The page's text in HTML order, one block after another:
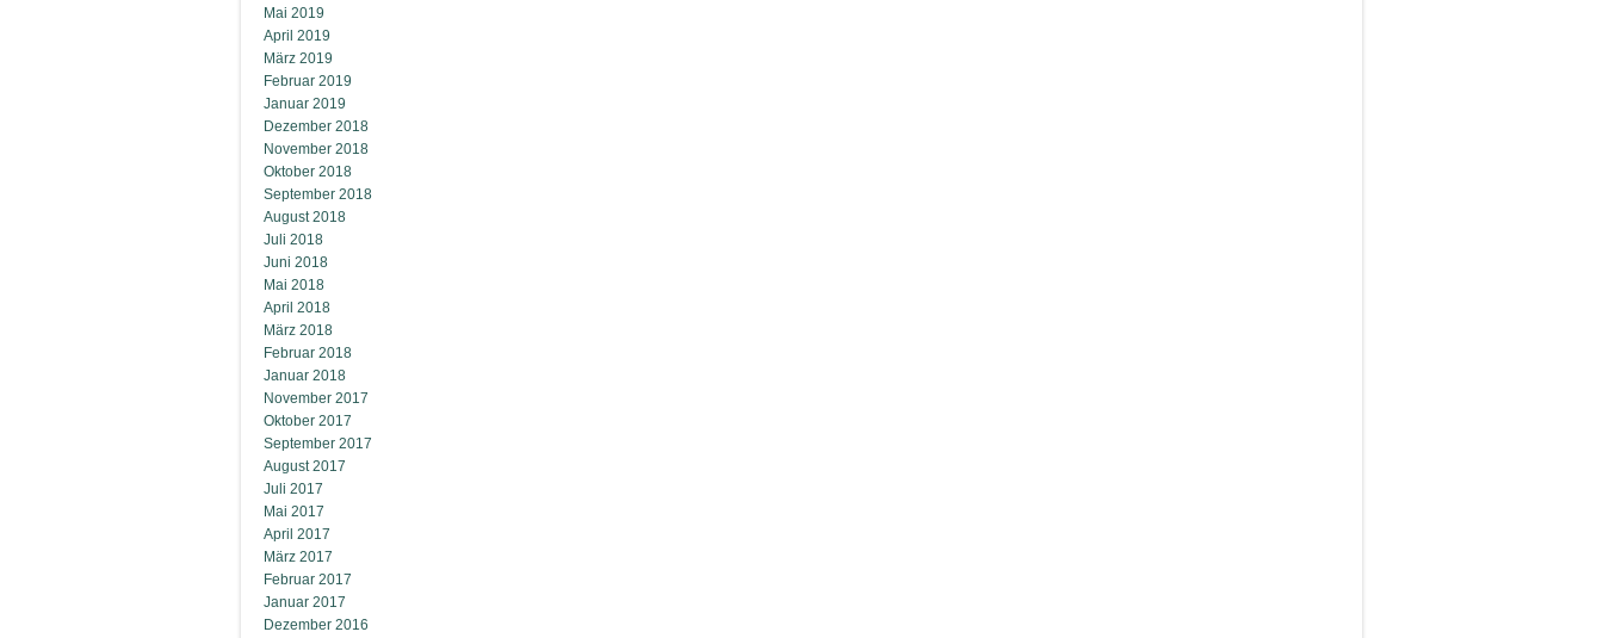
Mai 2019
April 2019
März 2019
Februar 2019
Januar 2019
Dezember 2018
November 2018
Oktober 2018
September 2018
August 2018
Juli 2018
Juni 2018
Mai 2018
April 2018
März 2018
Februar 2018
Januar 2018
November 2017
Oktober 2017
September 2017
August 2017
Juli 2017
Mai 2017
April 2017
März 2017
Februar 2017
Januar 2017
Dezember 2016